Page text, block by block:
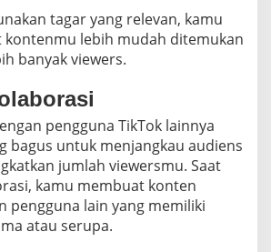
tagar yang relevan, kamu
lebih mudah ditemukan
banyak viewers.
pengguna TikTok lainnya
bagus untuk menjangkau audiens
jumlah viewersmu. Saat
kamu membuat konten
pengguna lain yang memiliki
atau serupa.